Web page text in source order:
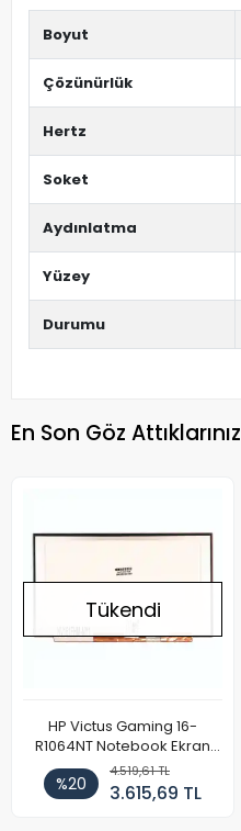
Boyut
Çözünürlük
Hertz
Soket
Aydınlatma
Yüzey
Durumu
En Son Göz Attıklarınız
Tükendi
HP Victus Gaming 16-
R1064NT Notebook Ekran
Paneli Full HD 144Hz
%20
4.519,61 TL
3.615,69 TL